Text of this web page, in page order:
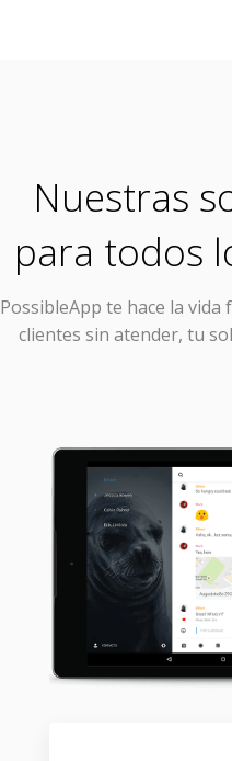
Nuestras
para todos
PossibleApp te hace la vida
clientes sin atender, tu